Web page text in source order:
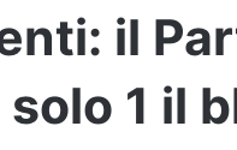
il
1 il